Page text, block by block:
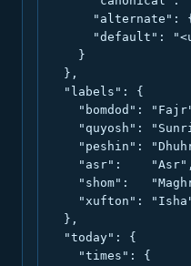
"alternate":
"default":
    }
  },
  "labels": {
"bomdod":
"quyosh":
"peshin":
    "asr":    "Asr",
"shom":
"xufton":
  },
  "today": {
    "times": {